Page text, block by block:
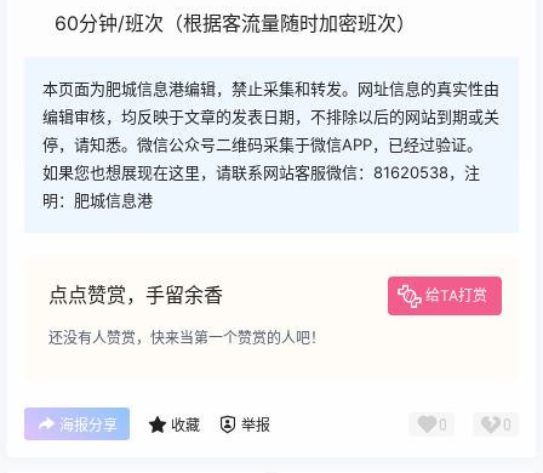
60分钟/班次（根据客流量随时加密班次）
本页面为肥城信息港编辑，禁止采集和转发。网址信息的真实性由
编辑审核，均反映于文章的发表日期，不排除以后的网站到期或关
停，请知悉。微信公众号二维码采集于微信APP，已经过验证。
如果您也想展现在这里，请联系网站客服微信：81620538，注
明：肥城信息港
点点赞赏，手留余香 给TA打赏
还没有人赞赏，快来当第一个赞赏的人吧！
海报分享 收藏 举报 0 0